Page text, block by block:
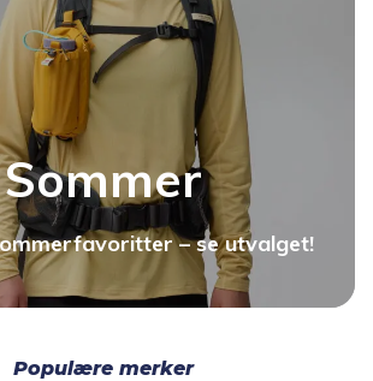
Sommer
– se utvalget!
Populære merker